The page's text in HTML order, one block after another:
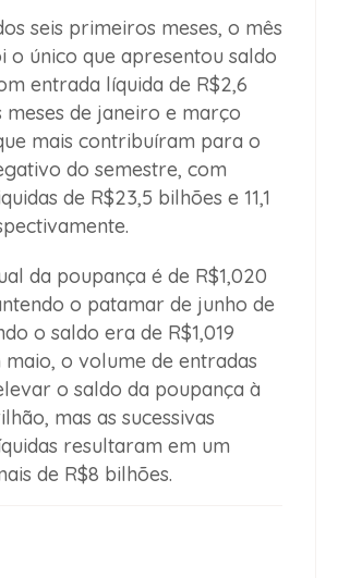
seis primeiros meses, o mês
o único que apresentou saldo
entrada líquida de R$2,6
meses de janeiro e março
mais contribuíram para o
do semestre, com
de R$23,5 bilhões e 11,1
da poupança é de R$1,020
o patamar de junho de
o saldo era de R$1,019
maio, o volume de entradas
o saldo da poupança à
mas as sucessivas
resultaram em um
de R$8 bilhões.